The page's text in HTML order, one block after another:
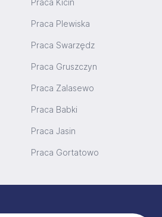
Praca Kicin
Praca Plewiska
Praca Swarzędz
Praca Gruszczyn
Praca Zalasewo
Praca Babki
Praca Jasin
Praca Gortatowo